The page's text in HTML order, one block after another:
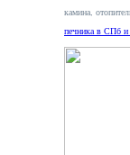
камина,
печника в СПб и